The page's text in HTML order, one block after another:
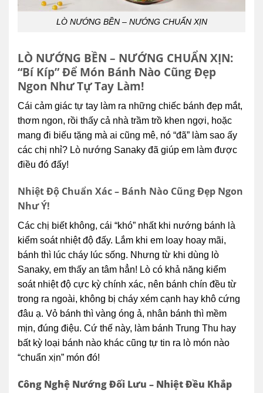
LÒ NƯỚNG BỀN – NƯỚNG CHUẨN XỊN
LÒ NƯỚNG BỀN – NƯỚNG CHUẨN XỊN:
“Bí Kíp” Để Món Bánh Nào Cũng Đẹp
Ngon Như Tự Tay Làm!
Cái cảm giác tự tay làm ra những chiếc bánh đẹp mắt,
thơm ngon, rồi thấy cả nhà trầm trồ khen ngợi, hoặc
mang đi biếu tặng mà ai cũng mê, nó “đã” làm sao ấy
các chị nhỉ? Lò nướng Sanaky đã giúp em làm được
điều đó đấy!
Nhiệt Độ Chuẩn Xác – Bánh Nào Cũng Đẹp Ngon
Như Ý!
Các chị biết không, cái “khó” nhất khi nướng bánh là
kiểm soát nhiệt độ đấy. Lắm khi em loay hoay mãi,
bánh thì lúc cháy lúc sống. Nhưng từ khi dùng lò
Sanaky, em thấy an tâm hẳn! Lò có khả năng kiểm
soát nhiệt độ cực kỳ chính xác, nên bánh chín đều từ
trong ra ngoài, không bị cháy xém cạnh hay khô cứng
đâu ạ. Vỏ bánh thì vàng óng ả, nhân bánh thì mềm
mịn, đúng điệu. Cứ thế này, làm bánh Trung Thu hay
bất kỳ loại bánh nào khác cũng tự tin ra lò món nào
“chuẩn xịn” món đó!
Công Nghệ Nướng Đối Lưu – Nhiệt Đều Khắp